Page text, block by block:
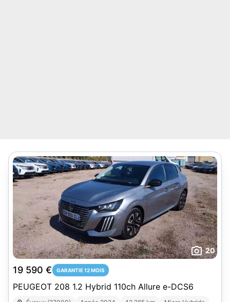
20
19 590 € GARANTIE 12 MOIS
PEUGEOT 208 1.2 Hybrid 110ch Allure e-DCS6